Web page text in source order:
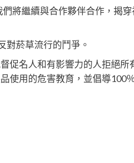
將繼續與合作夥伴合作，揭
對菸草流行的鬥爭。
促名人和有影響力的人拒絕
使用的危害教育，並倡導100